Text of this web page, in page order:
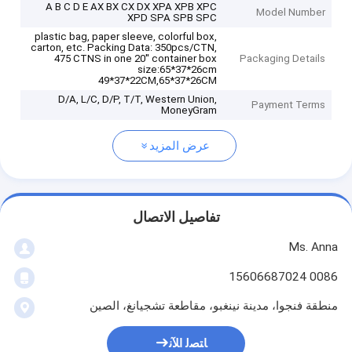
Model Number
A B C D E AX BX CX DX XPA XPB XPC
XPD SPA SPB SPC
Packaging Details
plastic bag, paper sleeve, colorful box,
carton, etc. Packing Data: 350pcs/CTN,
475 CTNS in one 20'' container box
size:65*37*26cm
49*37*22CM,65*37*26CM
Payment Terms
D/A, L/C, D/P, T/T, Western Union,
MoneyGram
عرض المزيد
تفاصيل الاتصال
Ms. Anna
0086 15606687024
منطقة فنجوا، مدينة نينغبو، مقاطعة تشجيانغ، الصين
ﺎﺘﺼﻟ ﺍﻶﻧ